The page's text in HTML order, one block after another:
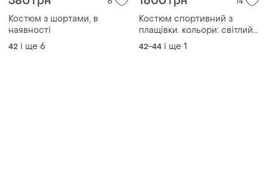
Костюм з шортами, в
наявності
42 і ще 6
Костюм спортивний з
плащівки. кольори: світлий
бежевий, синій, хакі.
42-44 і ще 1